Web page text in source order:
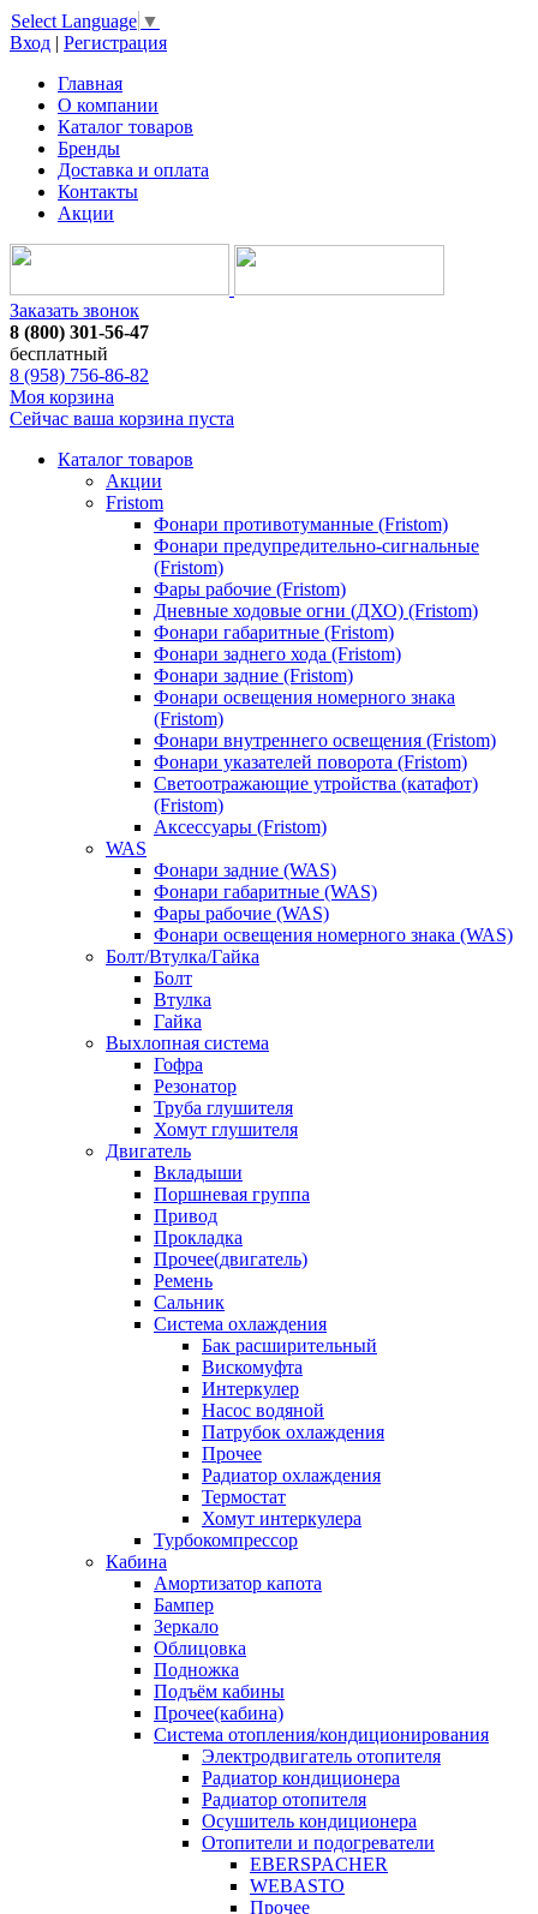
Select Language ▼
Вход | Регистрация
Главная
О компании
Каталог товаров
Бренды
Доставка и оплата
Контакты
Акции
Заказать звонок
8 (800) 301-56-47
бесплатный
8 (958) 756-86-82
Моя корзина
Сейчас ваша корзина пуста
Каталог товаров
Акции
Fristom
Фонари противотуманные (Fristom)
Фонари предупредительно-сигнальные
(Fristom)
Фары рабочие (Fristom)
Дневные ходовые огни (ДХО) (Fristom)
Фонари габаритные (Fristom)
Фонари заднего хода (Fristom)
Фонари задние (Fristom)
Фонари освещения номерного знака
(Fristom)
Фонари внутреннего освещения (Fristom)
Фонари указателей поворота (Fristom)
Светоотражающие утройства (катафот)
(Fristom)
Аксессуары (Fristom)
WAS
Фонари задние (WAS)
Фонари габаритные (WAS)
Фары рабочие (WAS)
Фонари освещения номерного знака (WAS)
Болт/Втулка/Гайка
Болт
Втулка
Гайка
Выхлопная система
Гофра
Резонатор
Труба глушителя
Хомут глушителя
Двигатель
Вкладыши
Поршневая группа
Привод
Прокладка
Прочее(двигатель)
Ремень
Сальник
Система охлаждения
Бак расширительный
Вискомуфта
Интеркулер
Насос водяной
Патрубок охлаждения
Прочее
Радиатор охлаждения
Термостат
Хомут интеркулера
Турбокомпрессор
Кабина
Амортизатор капота
Бампер
Зеркало
Облицовка
Подножка
Подъём кабины
Прочее(кабина)
Система отопления/кондиционирования
Электродвигатель отопителя
Радиатор кондиционера
Радиатор отопителя
Осушитель кондиционера
Отопители и подогреватели
EBERSPACHER
WEBASTO
Прочее